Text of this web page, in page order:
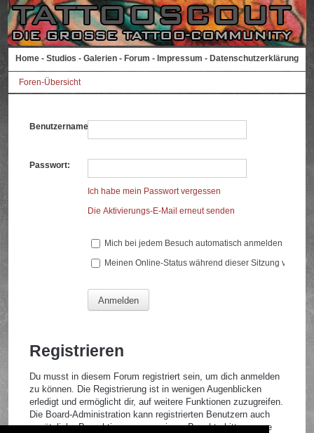
Home - Studios - Galerien - Forum - Impressum - Datenschutzerklärung
Foren-Übersicht
Benutzername:
Passwort:
Ich habe mein Passwort vergessen
Die Aktivierungs-E-Mail erneut senden
Mich bei jedem Besuch automatisch anmelden
Meinen Online-Status während dieser Sitzung
Registrieren
Du musst in diesem Forum registriert sein, um dich anmelden
zu können. Die Registrierung ist in wenigen Augenblicken
erledigt und ermöglicht dir, auf weitere Funktionen zuzugreifen.
Die Board-Administration kann registrierten Benutzern auch
zusätzliche Berechtigungen zuweisen. Beachte bitte unsere